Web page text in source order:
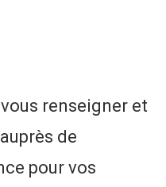
renseigner et
de
pour vos